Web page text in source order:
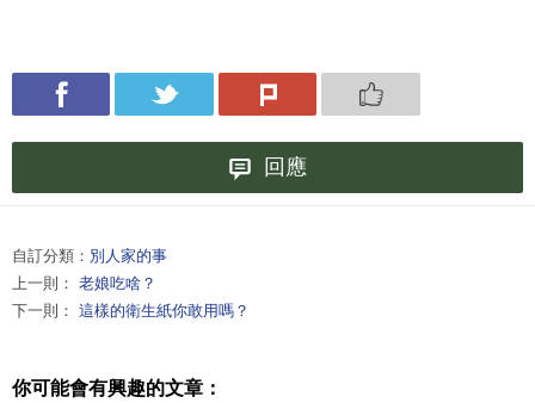
回應
自訂分類： 別人家的事
上一則： 老娘吃啥？
下一則： 這樣的衛生紙你敢用嗎？
你可能會有興趣的文章：